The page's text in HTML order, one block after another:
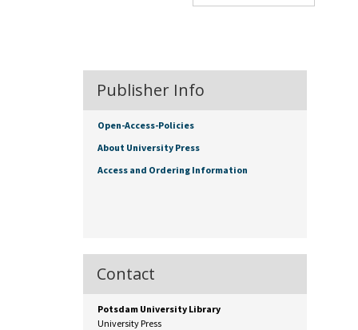
Publisher Info
Open-Access-Policies
About University Press
Access and Ordering Information
Contact
Potsdam University Library
University Press